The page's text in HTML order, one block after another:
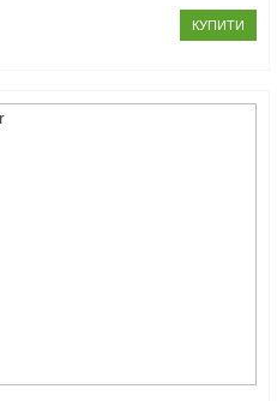
КУПИТИ